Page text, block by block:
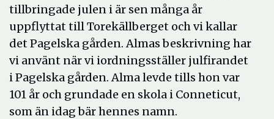
tillbringade julen i är sen många år
uppflyttat till Torekällberget och vi kallar
det Pagelska gården. Almas beskrivning har
vi använt när vi iordningsställer julfirandet
i Pagelska gården. Alma levde tills hon var
101 år och grundade en skola i Conneticut,
som än idag bär hennes namn.